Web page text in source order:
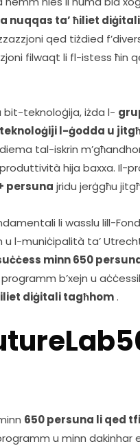
nuqqas ta’ ħiliet diġitali
qed tiżdied
filwaqt li fl-istess ħin
bit-teknoloġija, iżda l-
l-ġodda u
tal-iskrin
hija baxxa. Il-
persuna jridu jerġgħu
li wasslu lill-
l-muniċipalità ta’
minn 650
b’xejn u
diġitali tagħhom .
650 persuna li qed
u minn dakinhar